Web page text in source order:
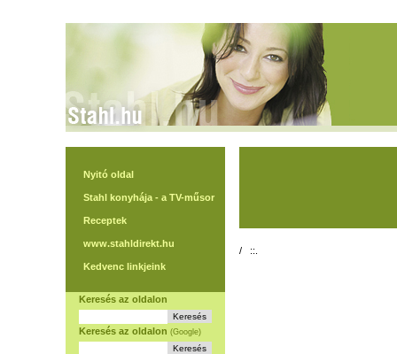
Nyitó oldal
Stahl konyhája - a TV-műsor
Receptek
www.stahldirekt.hu
Kedvenc linkjeink
Keresés az oldalon
Keresés az oldalon (Google)
/ ::.